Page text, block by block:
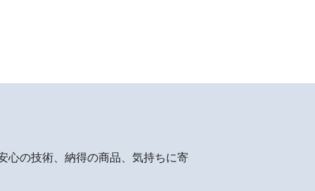
心の技術、納得の商品、気持ちに寄